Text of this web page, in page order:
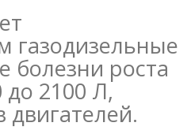
газодизельные
болезни роста
до 2100 Л,
двигателей.